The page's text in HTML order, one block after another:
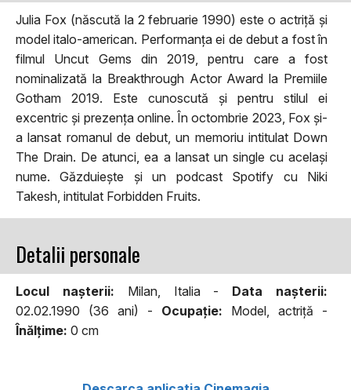
Julia Fox (născută la 2 februarie 1990) este o actriță și
model italo-american. Performanța ei de debut a fost în
filmul Uncut Gems din 2019, pentru care a fost
nominalizată la Breakthrough Actor Award la Premiile
Gotham 2019. Este cunoscută și pentru stilul ei
excentric și prezența online. În octombrie 2023, Fox și-
a lansat romanul de debut, un memoriu intitulat Down
The Drain. De atunci, ea a lansat un single cu același
nume. Găzduiește și un podcast Spotify cu Niki
Takesh, intitulat Forbidden Fruits.
Detalii personale
Locul naşterii: Milan, Italia - Data naşterii:
02.02.1990 (36 ani) - Ocupaţie: Model, actriță -
Înălţime: 0 cm